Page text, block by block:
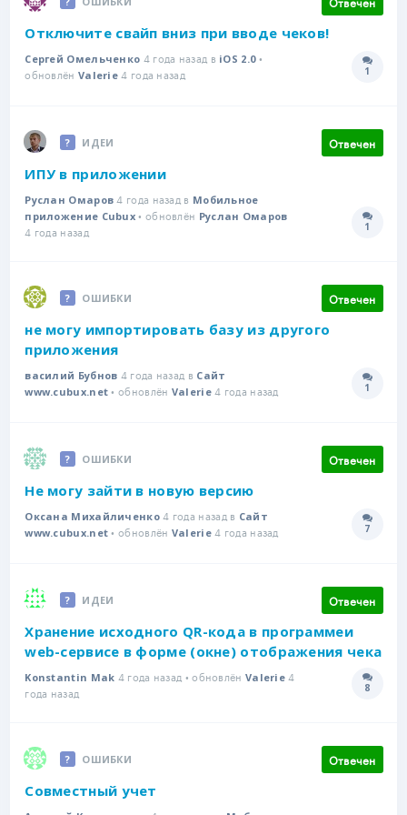
Отключите свайп вниз при вводе чеков!
Сергей Омельченко 4 года назад в iOS 2.0•
обновлён Valerie 4 года назад 1
ИДЕИ Отвечен
ИПУ в приложении
Руслан Омаров 4 года назад в Мобильное
приложение Cubux • обновлён Руслан Омаров
4 года назад 1
ОШИБКИ Отвечен
не могу импортировать базу из другого
приложения
василий Бубнов 4 года назад в Сайт
www.cubux.net • обновлён Valerie4 года назад 1
ОШИБКИ Отвечен
Не могу зайти в новую версию
Оксана Михайличенко4 года назад в Сайт
www.cubux.net • обновлён Valerie4 года назад 7
ИДЕИ Отвечен
Хранение исходного QR-кода в программеи
web-сервисе в форме (окне) отображения чека
Konstantin Mak 4 года назад • обновлён Valerie 4
года назад
8
ОШИБКИ Отвечен
Совместный учет